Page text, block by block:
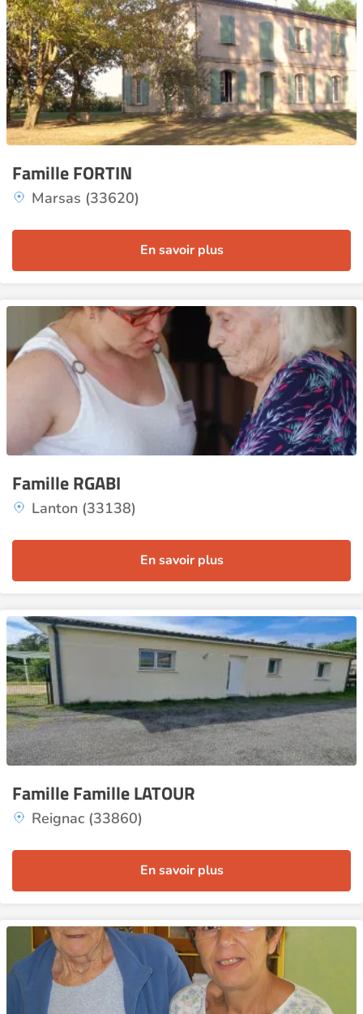
Famille FORTIN
Marsas (33620)
En savoir plus
Famille RGABI
Lanton (33138)
En savoir plus
Famille Famille LATOUR
Reignac (33860)
En savoir plus